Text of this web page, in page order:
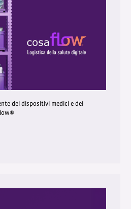
dei dispositivi medici e dei